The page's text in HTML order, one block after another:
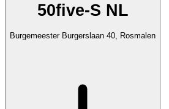
50five-S NL
Burgemeester Burgerslaan 40, Rosmalen